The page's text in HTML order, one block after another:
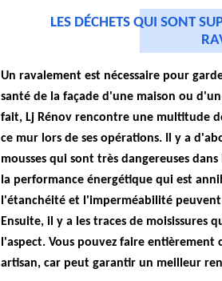
LES DÉCHETS QUI SONT
Un ravalement est nécessaire pour
santé de la façade d'une maison ou
fait, Lj Rénov rencontre une multitude
ce mur lors de ses opérations. Il y a
mousses qui sont très dangereuses dans
la performance énergétique qui est
l'étanchéité et l'imperméabilité
Ensuite, il y a les traces de moisissures
l'aspect. Vous pouvez faire entièrement
artisan, car peut garantir un meilleur